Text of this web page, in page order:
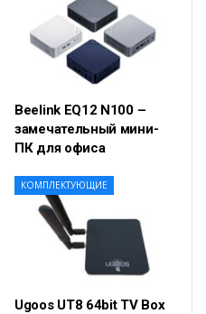
Beelink EQ12 N100 –
замечательный мини-
ПК для офиса
КОМПЛЕКТУЮЩИЕ
Ugoos UT8 64bit TV Box